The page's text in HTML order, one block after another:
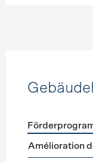
Amélioration